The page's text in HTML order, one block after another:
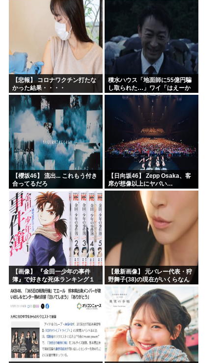
【悲報】 コロナワクチン打たな
かった結果・・・・
積水ハウス「地面師に55億円騙
し取られた…」ワイ「はえーか
わいそう…会社滅茶苦茶やろな
【櫻坂46】 流出... これもう付き
合ってるだろ
【日向坂46】 Zepp Osaka、客
席が想像以上にヤバい…
【画像】 『金田一少年の事件
簿』で好きな死体ランキング１
位がこちら！
【最新画像】 元バレー代表・狩
野舞子(38)の現在がいくらなん
でも即ハボすぎる！